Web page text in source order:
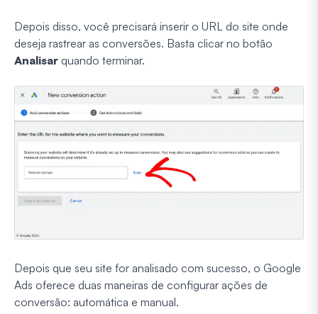
Depois disso, você precisará inserir o URL do site onde
deseja rastrear as conversões. Basta clicar no botão
Analisar quando terminar.
Depois que seu site for analisado com sucesso, o Google
Ads oferece duas maneiras de configurar ações de
conversão: automática e manual.